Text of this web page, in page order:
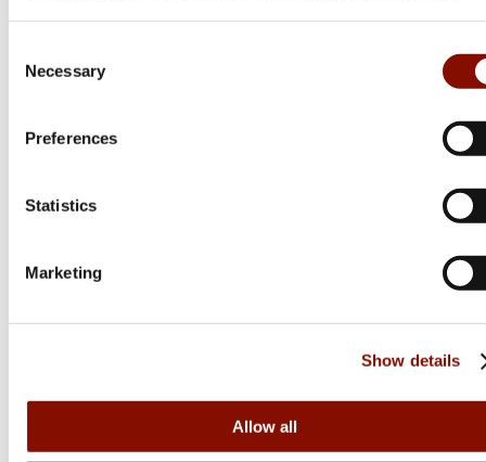
Selection
Necessary
Preferences
Statistics
Marketing
Show details
Allow all
Flera varianter